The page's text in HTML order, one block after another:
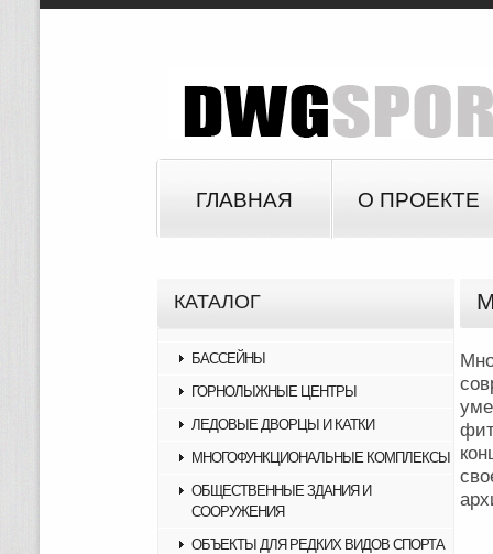
ГЛАВНАЯ О ПРОЕКТЕ
КАТАЛОГ
БАССЕЙНЫ
ГОРНОЛЫЖНЫЕ ЦЕНТРЫ
ЛЕДОВЫЕ ДВОРЦЫ И КАТКИ
МНОГОФУНКЦИОНАЛЬНЫЕ КОМПЛЕКСЫ
ОБЩЕСТВЕННЫЕ ЗДАНИЯ И
СООРУЖЕНИЯ
ОБЪЕКТЫ ДЛЯ РЕДКИХ ВИДОВ СПОРТА